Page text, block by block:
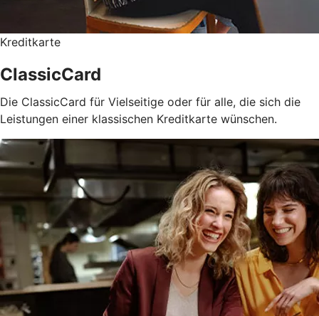
Kreditkarte
ClassicCard
Die ClassicCard für Vielseitige oder für alle, die sich die
Leistungen einer klassischen Kreditkarte wünschen.